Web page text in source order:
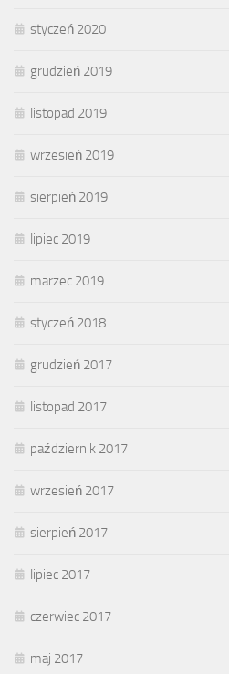
styczeń 2020
grudzień 2019
listopad 2019
wrzesień 2019
sierpień 2019
lipiec 2019
marzec 2019
styczeń 2018
grudzień 2017
listopad 2017
październik 2017
wrzesień 2017
sierpień 2017
lipiec 2017
czerwiec 2017
maj 2017